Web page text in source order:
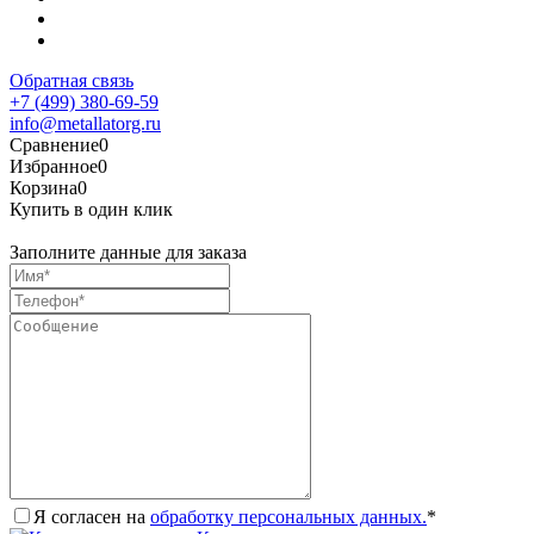
Обратная связь
+7 (499) 380-69-59
info@metallatorg.ru
Сравнение0
Избранное0
Корзина0
Купить в один клик
Заполните данные для заказа
Я согласен на обработку персональных данных.*